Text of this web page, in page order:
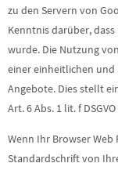
zu den Servern von
Kenntnis darüber,
wurde. Die Nutzung
einer einheitlichen
Angebote. Dies stellt
Art. 6 Abs. 1 lit. f
Wenn Ihr Browser
Standardschrift von